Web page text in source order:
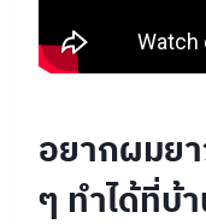
อยากผมยา
ๆ ทำได้ที่บ้